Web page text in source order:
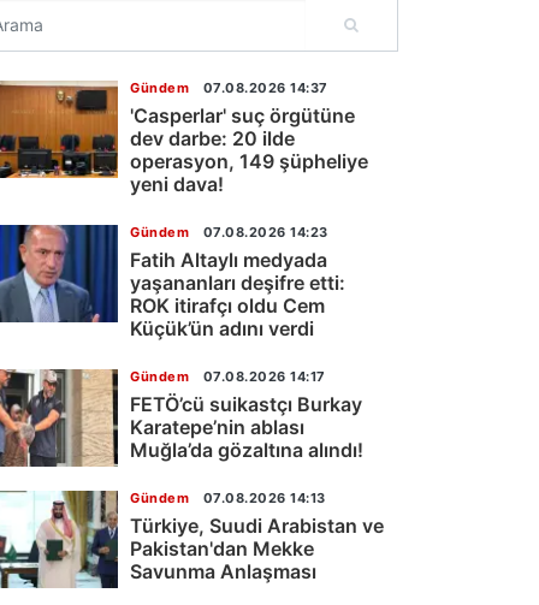
Gündem 07.08.2026 14:37
'Casperlar' suç örgütüne
dev darbe: 20 ilde
operasyon, 149 şüpheliye
yeni dava!
Gündem 07.08.2026 14:23
Fatih Altaylı medyada
yaşananları deşifre etti:
ROK itirafçı oldu Cem
Küçük’ün adını verdi
Gündem 07.08.2026 14:17
FETÖ’cü suikastçı Burkay
Karatepe’nin ablası
Muğla’da gözaltına alındı!
Gündem 07.08.2026 14:13
Türkiye, Suudi Arabistan ve
Pakistan'dan Mekke
Savunma Anlaşması